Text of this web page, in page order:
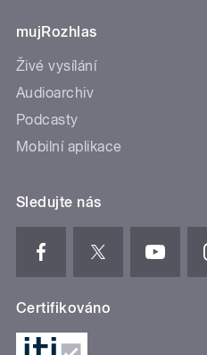
mujRozhlas
Živé vysílání
Audioarchiv
Podcasty
Mobilní aplikace
Sledujte nás
Certifikováno